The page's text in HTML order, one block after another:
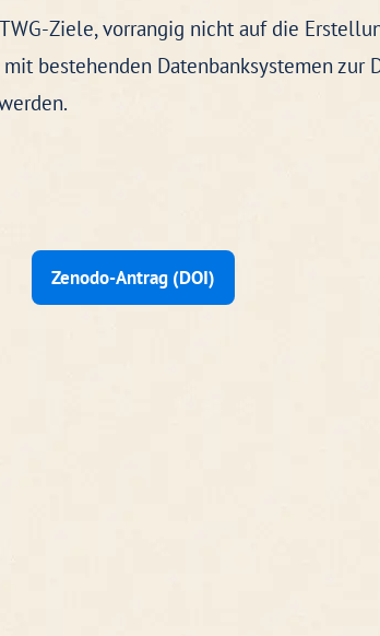
Ziele, vorrangig nicht auf die
bestehenden Datenbanksystemen zur
Zenodo-Antrag (DOI)